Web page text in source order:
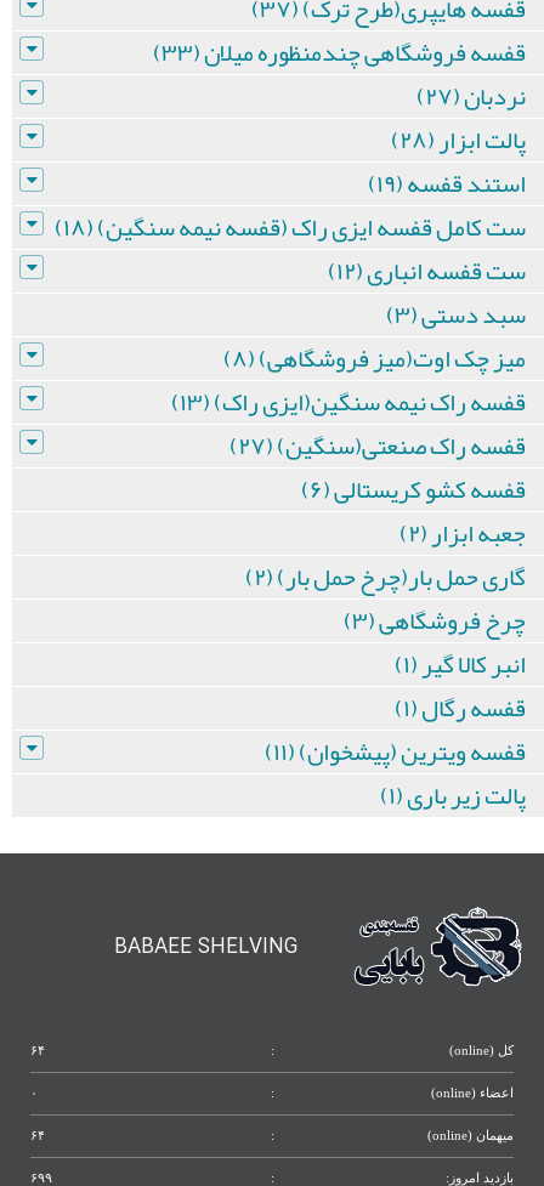
قفسه فروشگاهی چندمنظوره میلان (۳۳)
نردبان (۲۷)
پالت ابزار (۲۸)
استند قفسه (۱۹)
ست کامل قفسه ایزی راک (قفسه نیمه سنگین) (۱۸)
ست قفسه انباری (۱۲)
سبد دستی (۳)
میز چک اوت(میز فروشگاهی) (۸)
قفسه راک نیمه سنگین(ایزی راک) (۱۳)
قفسه راک صنعتی(سنگین) (۲۷)
قفسه کشو کریستالی (۶)
جعبه ابزار (۲)
گاری حمل بار(چرخ حمل بار) (۲)
چرخ فروشگاهی (۳)
انبر کالا گیر (۱)
قفسه رگال (۱)
قفسه ویترین (پیشخوان) (۱۱)
پالت زیر باری (۱)
BABAEE SHELVING
کل (online) : ۶۴
اعضاء (online) : ۰
میهمان (online) : ۶۴
بازدید امروز: : ۶۹۹